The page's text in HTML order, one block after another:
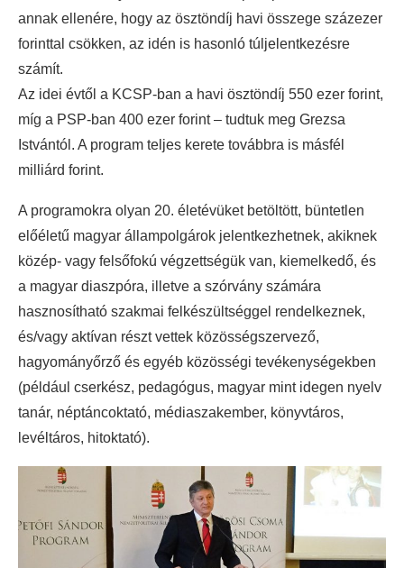
annak ellenére, hogy az ösztöndíj havi összege százezer
forinttal csökken, az idén is hasonló túljelentkezésre
számít.
Az idei évtől a KCSP-ban a havi ösztöndíj 550 ezer forint,
míg a PSP-ban 400 ezer forint – tudtuk meg Grezsa
Istvántól. A program teljes kerete továbbra is másfél
milliárd forint.
A programokra olyan 20. életévüket betöltött, büntetlen
előéletű magyar állampolgárok jelentkezhetnek, akiknek
közép- vagy felsőfokú végzettségük van, kiemelkedő, és
a magyar diaszpóra, illetve a szórvány számára
hasznosítható szakmai felkészültséggel rendelkeznek,
és/vagy aktívan részt vettek közösségszervező,
hagyományőrző és egyéb közösségi tevékenységekben
(például cserkész, pedagógus, magyar mint idegen nyelv
tanár, néptáncoktató, médiaszakember, könyvtáros,
levéltáros, hitoktató).